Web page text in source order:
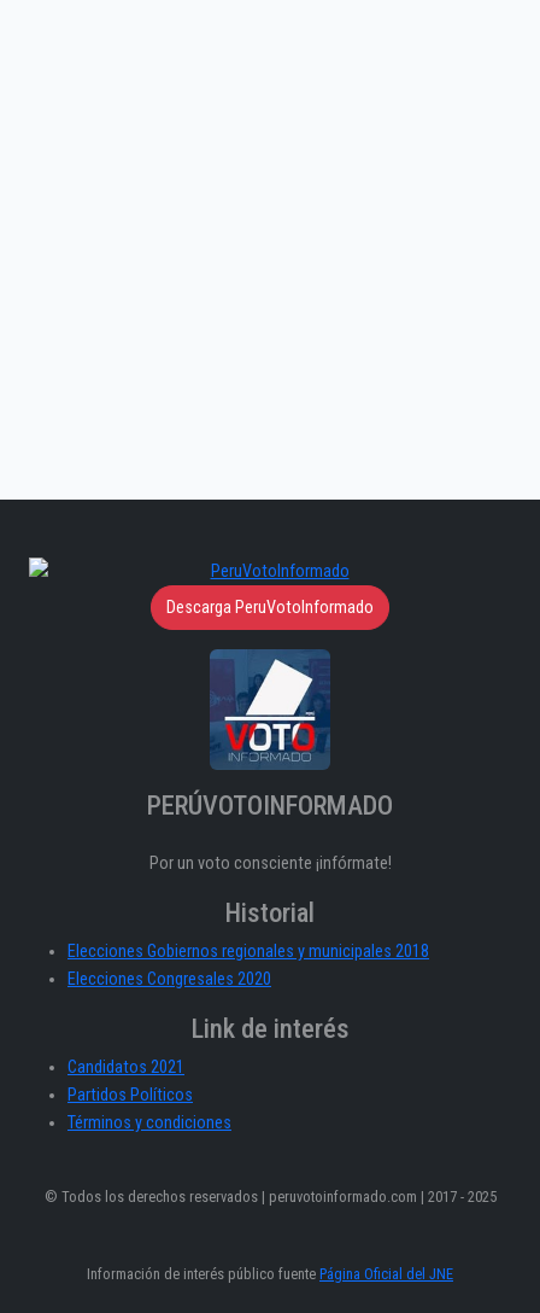
Descarga PeruVotoInformado
PERÚVOTOINFORMADO
Por un voto consciente ¡infórmate!
Historial
Elecciones Gobiernos regionales y municipales 2018
Elecciones Congresales 2020
Link de interés
Candidatos 2021
Partidos Políticos
Términos y condiciones
© Todos los derechos reservados | peruvotoinformado.com | 2017 - 2025
Información de interés público fuente Página Oficial del JNE